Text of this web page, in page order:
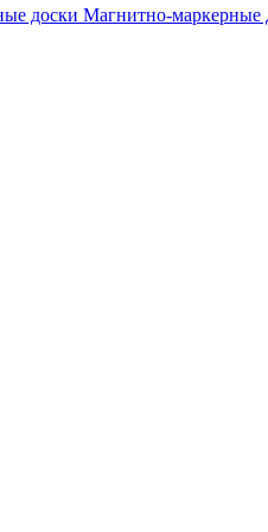
Магнитно-маркерные